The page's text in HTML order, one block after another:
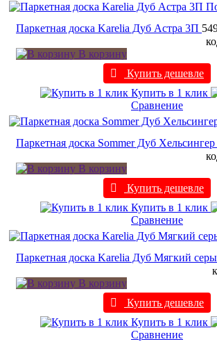
Паркетная доска Karelia Дуб Астра 3П
В корзину
Купить дешевле
Купить в 1 клик
Сравнение
Паркетная доска Sommer Дуб
В корзину
Купить дешевле
Купить в 1 клик
Сравнение
Паркетная доска Karelia Дуб Мягкий
В корзину
Купить дешевле
Купить в 1 клик
Сравнение